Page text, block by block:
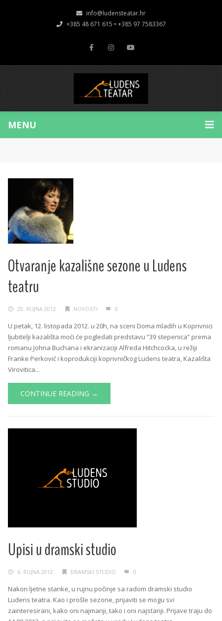
info@ludensteatar.hr
+385 48 671 615 • +385 97 7583367
MENU
Otvaranje kazališne sezone u Ludens
teatru
20. RUJNA 2012. NOVOSTI 0
U petak, 12. listopada 2012. u 20h, na sceni Doma mladih u Koprivnici
ljubitelji kazališta moći će pogledati predstavu “39 stepenica” prema
romanu Johna Buchana i ekranizaciji Alfreda Hitchcocka, u režiji
Franke Perković i koprodukciji koprivničkog Ludens teatra, Kazališta
Virovitica...
CONTINUE READING →
Upisi u dramski studio
6. RUJNA 2012. DRAMSKI STUDIO 0
Nakon ljetne stanke, u rujnu počinje sa radom dramski studio
Ludens teatra. Kao i prošle sezone, prijaviti se mogu svi
zainteresirani, kako oni najmanji, tako i oni najstariji. Prijave traju do